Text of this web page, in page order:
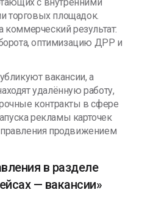
торговых площадок.
коммерческий результат:
оптимизацию ДРР и
вакансии, а
удалённую работу,
контракты в сфере
рекламы карточек
продвижением
в разделе
— вакансии»